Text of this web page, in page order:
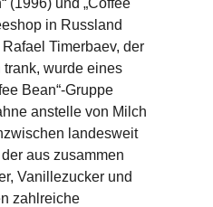
(1996) und „Coffee
in Russland
Timerbaev, der
wurde eines
Bean“-Gruppe
anstelle von Milch
landesweit
aus zusammen
Vanillezucker und
zahlreiche